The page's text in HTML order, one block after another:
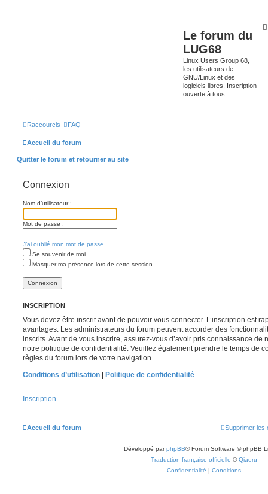
Le forum du
LUG68
Linux Users Group 68,
les utilisateurs de
GNU/Linux et des
logiciels libres. Inscription
ouverte à tous.
Raccourcis FAQ
Accueil du forum
Quitter le forum et retourner au site
Connexion
Nom d’utilisateur :
Mot de passe :
J’ai oublié mon mot de passe
Se souvenir de moi
Masquer ma présence lors de cette session
INSCRIPTION
Vous devez être inscrit avant de pouvoir vous connecter. L’inscription est
avantages. Les administrateurs du forum peuvent accorder des
inscrits. Avant de vous inscrire, assurez-vous d’avoir pris connaissance de
notre politique de confidentialité. Veuillez également prendre le temps de
règles du forum lors de votre navigation.
Conditions d’utilisation | Politique de confidentialité
Inscription
Accueil du forum Supprimer les
Développé parphpBB® Forum Software © phpBB
Traduction française officielle ©Qiaeru
Confidentialité | Conditions